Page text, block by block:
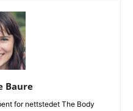
Baure
for nettstedet The Body